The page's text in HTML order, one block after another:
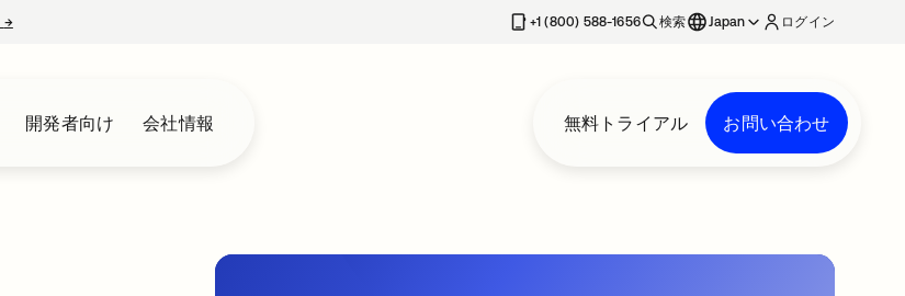
→新しいタブで開く +1 (800) 588-1656 検索 Japan ログイン
開発者向け 会社情報 無料トライアル お問い合わせ